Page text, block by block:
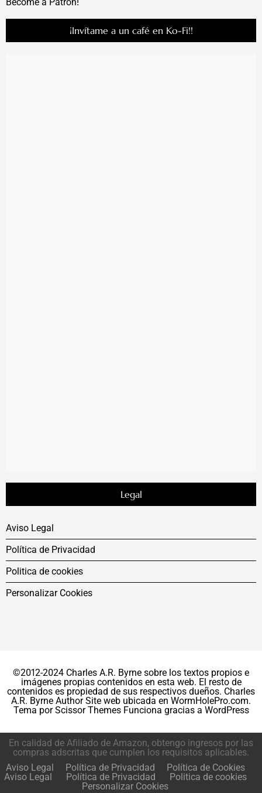
¡Invítame a un café en Ko-Fi!!
Legal
Aviso Legal
Política de Privacidad
Politica de cookies
Personalizar Cookies
©2012-2024 Charles A.R. Byrne sobre los textos propios e
imágenes propias contenidos en esta web. El resto de
contenidos es propiedad de sus respectivos dueños. Charles
A.R. Byrne Author Site web ubicada en WormHolePro.com.
Tema porScissor ThemesFunciona gracias a WordPress
En calidad de Afiliado de Amazon, obtengo ingresos por las
compras adscritas que cumplen los requisitos aplicables.
Aviso Legal
Política de Privacidad
Política de Cookies
Aviso Legal
Política de Privacidad
Politica de cookies
Personalizar Cookies